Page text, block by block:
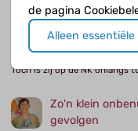
Ik hoop dat ik
Toch is zij op de NK onlangs
Zo'n klein
gevolgen
de pagina
Alleen essentiële